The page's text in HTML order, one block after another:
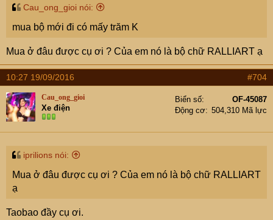
Cau_ong_gioi nói:
mua bộ mới đi có mấy trăm K
Mua ở đâu được cụ ơi ? Của em nó là bộ chữ RALLIART ạ
10:27 19/09/2016 #704
Cau_ong_gioi
Xe điện
Biển số
OF-45087
Động cơ
504,310 Mã lực
iprilions nói:
Mua ở đâu được cụ ơi ? Của em nó là bộ chữ RALLIART
ạ
Taobao đầy cụ ơi.